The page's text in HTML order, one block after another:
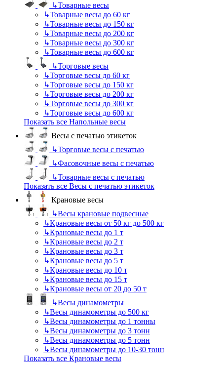
↳Товарные весы
↳Товарные весы до 60 кг
↳Товарные весы до 150 кг
↳Товарные весы до 200 кг
↳Товарные весы до 300 кг
↳Товарные весы до 600 кг
↳Торговые весы
↳Торговые весы до 60 кг
↳Торговые весы до 150 кг
↳Торговые весы до 200 кг
↳Торговые весы до 300 кг
↳Торговые весы до 600 кг
Показать все Напольные весы
Весы с печатью этикеток
↳Торговые весы с печатью
↳Фасовочные весы с печатью
↳Товарные весы с печатью
Показать все Весы с печатью этикеток
Крановые весы
↳Весы крановые подвесные
↳Крановые весы от 50 кг до 500 кг
↳Крановые весы до 1 т
↳Крановые весы до 2 т
↳Крановые весы до 3 т
↳Крановые весы до 5 т
↳Крановые весы до 10 т
↳Крановые весы до 15 т
↳Крановые весы от 20 до 50 т
↳Весы динамометры
↳Весы динамометры до 500 кг
↳Весы динамометры до 1 тонны
↳Весы динамометры до 3 тонн
↳Весы динамометры до 5 тонн
↳Весы динамометры до 10-30 тонн
Показать все Крановые весы